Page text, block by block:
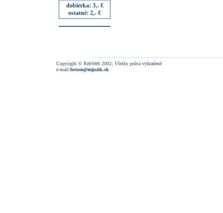
dobierka: 3,- €
ostatné: 2,- €
Copyright © RebWeb 2002; Všetky práva vyhradené
e-mail:forum@mjuzik.sk